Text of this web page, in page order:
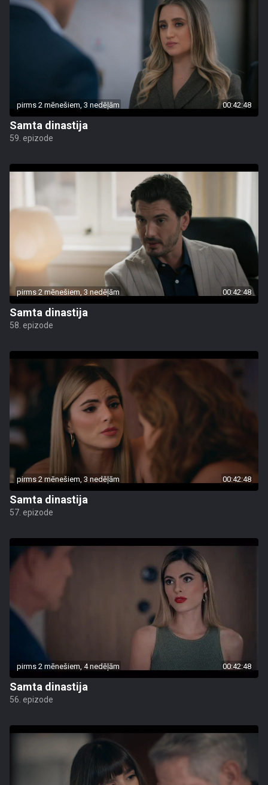
pirms 2 mēnešiem, 3 nedēļām 00:42:48
Samta dinastija
59. epizode
pirms 2 mēnešiem, 3 nedēļām 00:42:48
Samta dinastija
58. epizode
pirms 2 mēnešiem, 3 nedēļām 00:42:48
Samta dinastija
57. epizode
pirms 2 mēnešiem, 4 nedēļām 00:42:48
Samta dinastija
56. epizode